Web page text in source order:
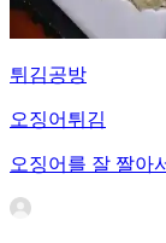
튀김공방
오징어튀김
오징어를 잘 짤아